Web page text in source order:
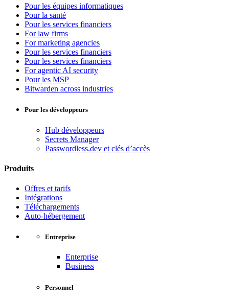
Pour les équipes informatiques
Pour la santé
Pour les services financiers
For law firms
For marketing agencies
Pour les services financiers
Pour les services financiers
For agentic AI security
Pour les MSP
Bitwarden across industries
Pour les développeurs
Hub développeurs
Secrets Manager
Passwordless.dev et clés d’accès
Produits
Offres et tarifs
Intégrations
Téléchargements
Auto-hébergement
Entreprise
Enterprise
Business
Personnel